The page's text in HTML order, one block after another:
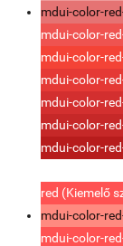
mdui-color-
mdui-color-
mdui-color-
mdui-color-
mdui-color-
mdui-color-
mdui-color-
red (Kiemelő
mdui-color-
mdui-color-